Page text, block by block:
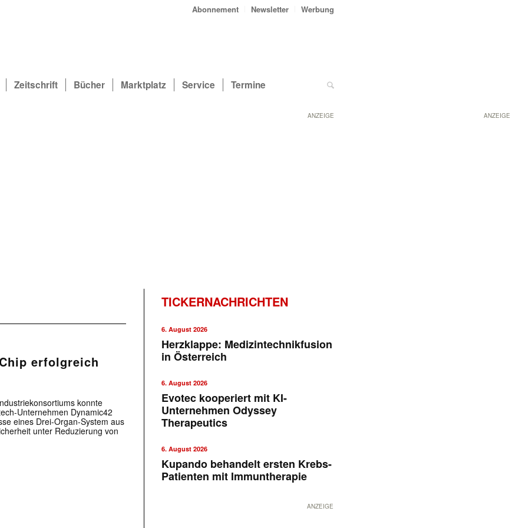
ANZEIGE
Abonnement Newsletter Werbung
Zeitschrift Bücher Marktplatz Service Termine
ANZEIGE
erfolgreich
konnte
Unternehmen Dynamic42
eines Drei-Organ-System aus
unter Reduzierung von
TICKERNACHRICHTEN
6. August 2026
Herzklappe: Medizintechnikfusion
in Österreich
6. August 2026
Evotec kooperiert mit KI-
Unternehmen Odyssey
Therapeutics
6. August 2026
Kupando behandelt ersten Krebs-
Patienten mit Immuntherapie
ANZEIGE